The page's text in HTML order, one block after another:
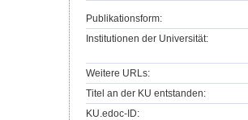
Publikationsform:
Institutionen der Universität:
Weitere URLs:
Titel an der KU entstanden:
KU.edoc-ID: